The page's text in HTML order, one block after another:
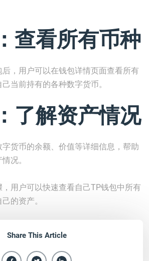
查看所有币种
，用户可以在钱包详情页面查看所有
当前持有的各种数字货币。
了解资产情况
货币的余额、价值等详细信息，帮助
况。
用户可以快速查看自己TP钱包中所有
的资产。
Share This Article